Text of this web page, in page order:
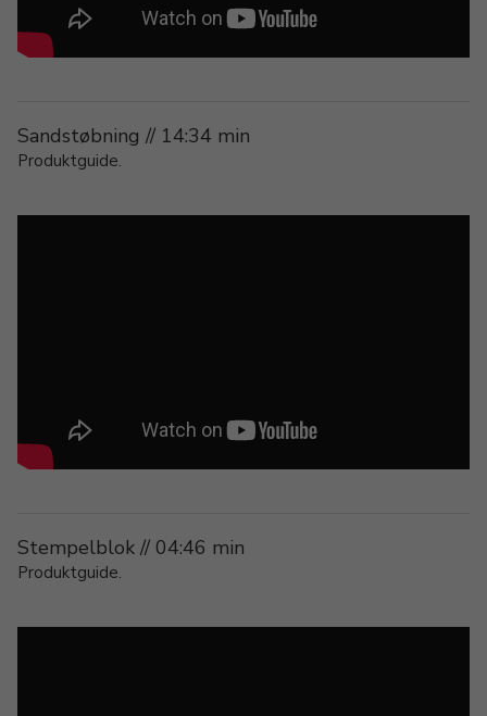
Sandstøbning // 14:34 min
Produktguide.
Stempelblok // 04:46 min
Produktguide.